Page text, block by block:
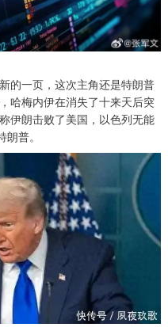
一页，这次主角还是特朗普
梅内伊在消失了十来天后突
伊朗击败了美国，以色列无能
普。